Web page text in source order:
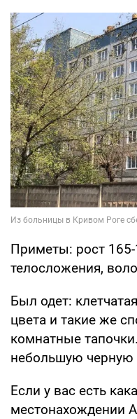
Приметы: рост 165-
телосложения,
Был одет:
цвета и такие же
комнатные
небольшую черную
Если у вас есть
местонахождении